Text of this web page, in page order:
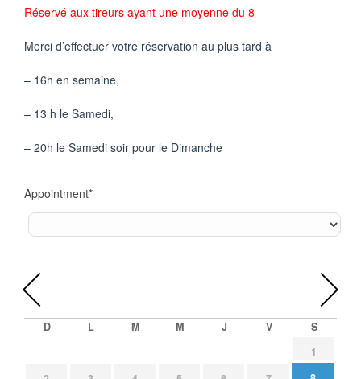
Réservé aux tireurs ayant une moyenne du 8
Merci d’effectuer votre réservation au plus tard à
– 16h en semaine,
– 13 h le Samedi,
– 20h le Samedi soir pour le Dimanche
Appointment*
D L M M J V
S
1